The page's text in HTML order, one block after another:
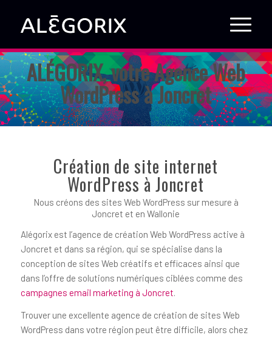
ALÉGORIX, votre Agence Web
WordPress à Joncret
Création de site internet
WordPress à Joncret
Nous créons des sites Web WordPress sur mesure à
Joncret et en Wallonie
Alégorix est l’agence de création Web WordPress active à
Joncret et dans sa région, qui se spécialise dans la
conception de sites Web créatifs et efficaces ainsi que
dans l’offre de solutions numériques ciblées comme des
campagnes email marketing à Joncret.
Trouver une excellente agence de création de sites Web
WordPress dans votre région peut être difficile, alors chez